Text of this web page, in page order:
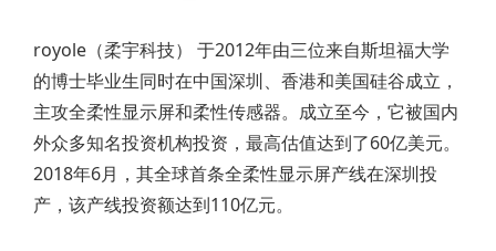
royole（柔宇科技） 于2012年由三位来自斯坦福大学
的博士毕业生同时在中国深圳、香港和美国硅谷成立，
主攻全柔性显示屏和柔性传感器。成立至今，它被国内
外众多知名投资机构投资，最高估值达到了60亿美元。
2018年6月，其全球首条全柔性显示屏产线在深圳投
产，该产线投资额达到110亿元。